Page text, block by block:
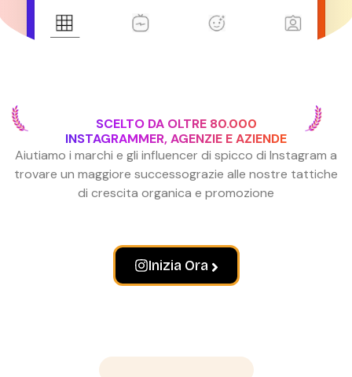
SCELTO DA OLTRE 80.000
INSTAGRAMMER, AGENZIE E AZIENDE
Aiutiamo i marchi e gli influencer di spicco di Instagram a
trovare un maggiore successograzie alle nostre tattiche
di crescita organica e promozione
Inizia Ora